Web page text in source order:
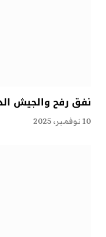
نفق رفح والجيش
10 نوفمبر، 2025